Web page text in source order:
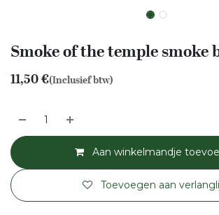
Smoke of the temple smoke
11,50€(Inclusief btw)
Aan winkelmandje
Toevoegen aan